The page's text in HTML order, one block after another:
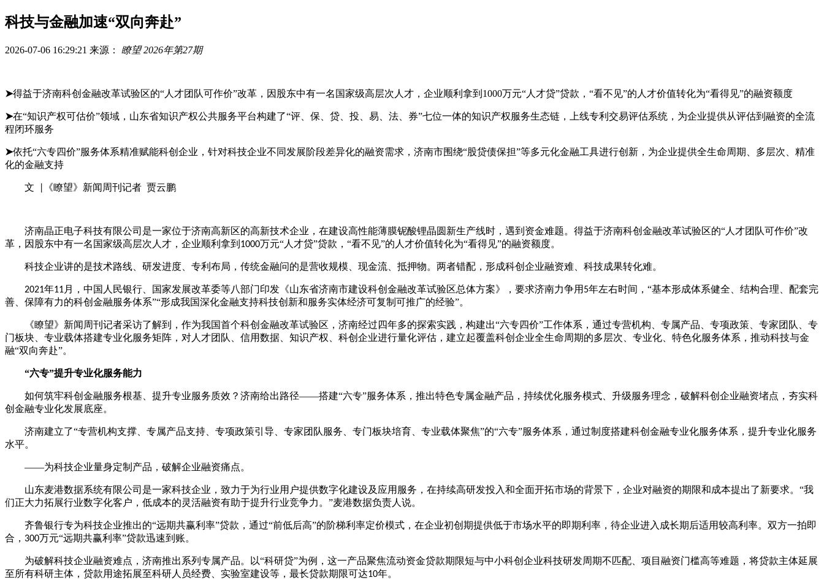
科技与金融加速“双向奔赴”
2026-07-06 16:29:21 来源： 瞭望 2026年第27期
➤得益于济南科创金融改革试验区的“人才团队可作价”改革，因股东中有一名国家级高层次人才，企业顺利拿到1000万元“人才贷”贷款，“看不见”的人才价值转化为“看得见”的融资额度
➤在“知识产权可估价”领域，山东省知识产权公共服务平台构建了“评、保、贷、投、易、法、券”七位一体的知识产权服务生态链，上线专利交易评估系统，为企业提供从评估到融资的全流
程闭环服务
➤依托“六专四价”服务体系精准赋能科创企业，针对科技企业不同发展阶段差异化的融资需求，济南市围绕“股贷债保担”等多元化金融工具进行创新，为企业提供全生命周期、多层次、精准
化的金融支持
文 《瞭望》新闻周刊记者 贾云鹏
济南晶正电子科技有限公司是一家位于济南高新区的高新技术企业，在建设高性能薄膜铌酸锂晶圆新生产线时，遇到资金难题。得益于济南科创金融改革试验区的“人才团队可作价”改
革，因股东中有一名国家级高层次人才，企业顺利拿到 1000万元“人才贷”贷款，“看不见”的人才价值转化为“看得见”的融资额度。
科技企业讲的是技术路线、研发进度、专利布局，传统金融问的是营收规模、现金流、抵押物。两者错配，形成科创企业融资难、科技成果转化难。
2021年11月，中国人民银行、国家发展改革委等八部门印发《山东省济南市建设科创金融改革试验区总体方案》，要求济南力争用 5年左右时间，“基本形成体系健全、结构合理、配套完
善、保障有力的科创金融服务体系”“形成我国深化金融支持科技创新和服务实体经济可复制可推广的经验”。
《瞭望》新闻周刊记者采访了解到，作为我国首个科创金融改革试验区，济南经过四年多的探索实践，构建出“六专四价”工作体系，通过专营机构、专属产品、专项政策、专家团队、专
门板块、专业载体搭建专业化服务矩阵，对人才团队、信用数据、知识产权、科创企业进行量化评估，建立起覆盖科创企业全生命周期的多层次、专业化、特色化服务体系，推动科技与金
融“双向奔赴”。
“六专”提升专业化服务能力
如何筑牢科创金融服务根基、提升专业服务质效？济南给出路径——搭建“六专”服务体系，推出特色专属金融产品，持续优化服务模式、升级服务理念，破解科创企业融资堵点，夯实科
创金融专业化发展底座。
济南建立了“专营机构支撑、专属产品支持、专项政策引导、专家团队服务、专门板块培育、专业载体聚焦”的“六专”服务体系，通过制度搭建科创金融专业化服务体系，提升专业化服务
水平。
——为科技企业量身定制产品，破解企业融资痛点。
山东麦港数据系统有限公司是一家科技企业，致力于为行业用户提供数字化建设及应用服务，在持续高研发投入和全面开拓市场的背景下，企业对融资的期限和成本提出了新要求。 “我
们正大力拓展行业数字化客户，低成本的灵活融资有助于提升行业竞争力。”麦港数据负责人说。
齐鲁银行专为科技企业推出的“远期共赢利率”贷款，通过“前低后高”的阶梯利率定价模式，在企业初创期提供低于市场水平的即期利率，待企业进入成长期后适用较高利率。双方一拍即
合， 300万元“远期共赢利率”贷款迅速到账。
为破解科技企业融资难点，济南推出系列专属产品。以“科研贷”为例，这一产品聚焦流动资金贷款期限短与中小科创企业科技研发周期不匹配、项目融资门槛高等难题，将贷款主体延展
至所有科研主体，贷款用途拓展至科研人员经费、实验室建设等，最长贷款期限可达10年。